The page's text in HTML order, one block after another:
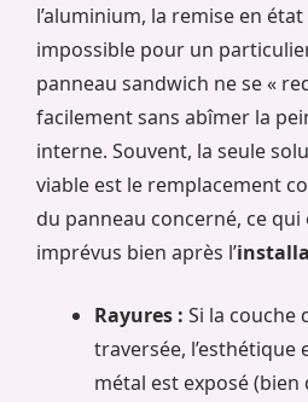
l’aluminium, la remise en
impossible pour un
panneau sandwich ne se «
facilement sans abîmer la
interne. Souvent, la seule
viable est le remplacement
du panneau concerné, ce
imprévus bien après l’
Rayures : Si la couche
traversée,
métal est exposé (bien